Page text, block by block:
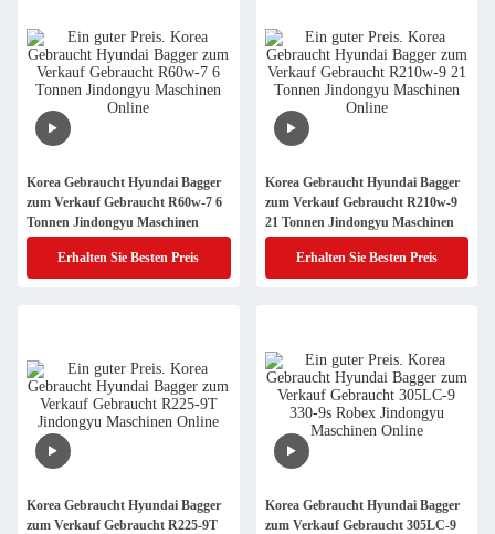
Korea Gebraucht Hyundai Bagger
zum Verkauf Gebraucht R60w-7 6
Tonnen Jindongyu Maschinen
Erhalten Sie Besten Preis
Korea Gebraucht Hyundai Bagger
zum Verkauf Gebraucht R210w-9
21 Tonnen Jindongyu Maschinen
Erhalten Sie Besten Preis
Korea Gebraucht Hyundai Bagger
zum Verkauf Gebraucht R225-9T
Korea Gebraucht Hyundai Bagger
zum Verkauf Gebraucht 305LC-9